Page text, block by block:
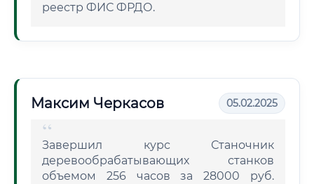
реестр ФИС ФРДО.
Максим Черкасов 05.02.2025
Завершил курс Станочник
деревообрабатывающих станков
объемом 256 часов за 28000 руб.